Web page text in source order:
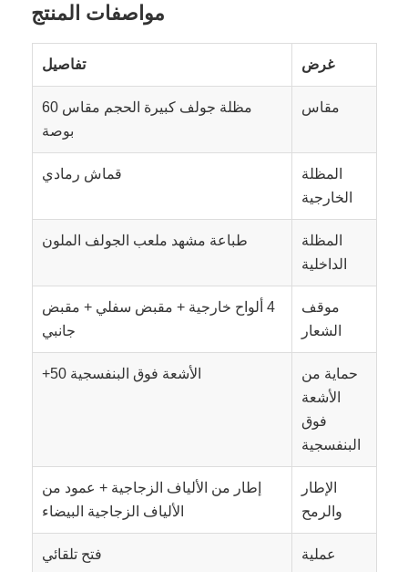
مواصفات المنتج
غرض تفاصيل
مقاس
مظلة جولف كبيرة الحجم مقاس 60
بوصة
المظلة
الخارجية
قماش رمادي
المظلة
الداخلية
طباعة مشهد ملعب الجولف الملون
موقف
الشعار
4 ألواح خارجية + مقبض سفلي + مقبض
جانبي
حماية من
الأشعة
فوق
البنفسجية
الأشعة فوق البنفسجية 50+
الإطار
والرمح
إطار من الألياف الزجاجية + عمود من
الألياف الزجاجية البيضاء
عملية فتح تلقائي